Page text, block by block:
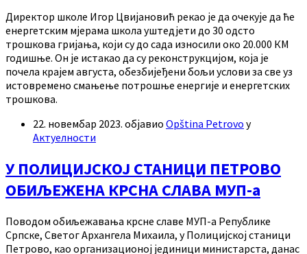
Директор школе Игор Цвијановић рекао је да очекује да ће
енергетским мјерама школа уштедјети до 30 одсто
трошкова гријања, који су до сада износили око 20.000 КМ
годишње. Он је истакао да су реконструкцијом, која је
почела крајем августа, обезбијеђени бољи услови за све уз
истовремено смањење потрошње енергије и енергетских
трошкова.
22. новембар 2023. објавио Opština Petrovo у
Актуелности
У ПОЛИЦИЈСКОЈ СТАНИЦИ ПЕТРОВО
ОБИЉЕЖЕНА КРСНА СЛАВА МУП-а
Поводом обиљежавања крсне славе МУП-а Републике
Српске, Светог Архангела Михаила, у Полицијској станици
Петрово, као организационој јединици министарста, данас